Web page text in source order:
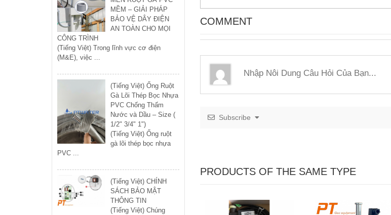
MỀM – GIẢI PHÁP
BẢO VỆ DÂY ĐIỆN
AN TOÀN CHO MỌI
CÔNG TRÌNH
(Tiếng Việt) Trong lĩnh vực cơ điện
(M&E), việc ...
(Tiếng Việt) Ống Ruột
Gà Lõi Thép Bọc Nhựa
PVC Chống Thấm
Nước và Dầu – Size (
1/2" 3/4" 1")
(Tiếng Việt) Ống ruột
gà lõi thép bọc nhựa
PVC ...
(Tiếng Việt) CHÍNH
SÁCH BẢO MẬT
THÔNG TIN
(Tiếng Việt) Chúng
COMMENT
Subscribe
PRODUCTS OF THE SAME TYPE